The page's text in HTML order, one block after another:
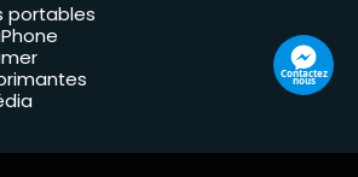
portables
Contactez
nous